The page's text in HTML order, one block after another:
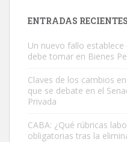
ENTRADAS RECIENTES
Un nuevo fallo
debe tomar en Bienes
Claves de los cambios
que se debate en el
Privada
CABA: ¿Qué rúbricas
obligatorias tras la